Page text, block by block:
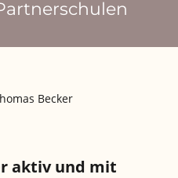
Becker
aktiv und mit